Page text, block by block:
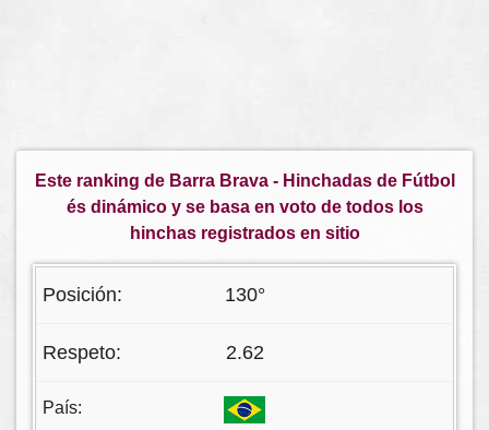
Este ranking de Barra Brava - Hinchadas de Fútbol
és dinámico y se basa en voto de todos los
hinchas registrados en sitio
130°
2.62